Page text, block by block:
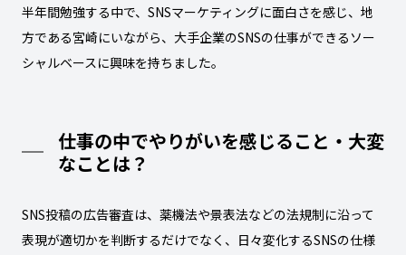
半年間勉強する中で、SNSマーケティングに面白さを感じ、地
方である宮崎にいながら、大手企業のSNSの仕事ができるソー
シャルベースに興味を持ちました。
仕事の中でやりがいを感じること・大変
なことは？
SNS投稿の広告審査は、薬機法や景表法などの法規制に沿って
表現が適切かを判断するだけでなく、日々変化するSNSの仕様